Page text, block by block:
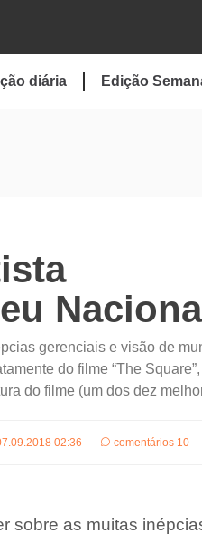
diária Edição
gerenciais e visão de
do filme “The
do filme (um dos dez
02:36 comentários 10
sobre as muitas